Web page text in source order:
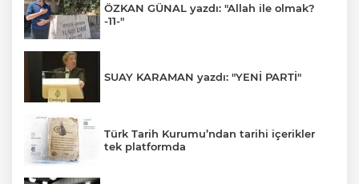
ÖZKAN GÜNAL yazdı: "Allah ile olmak?
-11-"
SUAY KARAMAN yazdı: "YENİ PARTİ"
Türk Tarih Kurumu’ndan tarihi içerikler
tek platformda